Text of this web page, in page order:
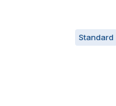
Standard